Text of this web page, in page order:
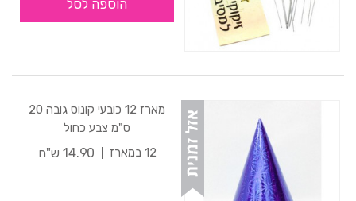
הוספה לסל
מארז 12 כובעי קונוס גובה 20
ס"מ צבע כחול
12 במארז
14.90 ש"ח